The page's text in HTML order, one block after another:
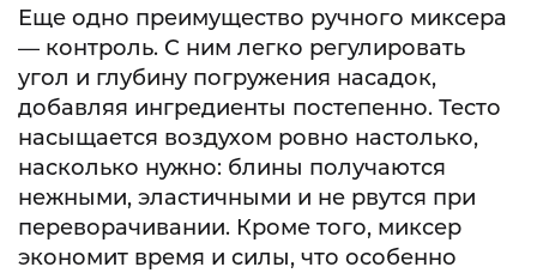
Еще одно преимущество ручного миксера
— контроль. С ним легко регулировать
угол и глубину погружения насадок,
добавляя ингредиенты постепенно. Тесто
насыщается воздухом ровно настолько,
насколько нужно: блины получаются
нежными, эластичными и не рвутся при
переворачивании. Кроме того, миксер
экономит время и силы, что особенно